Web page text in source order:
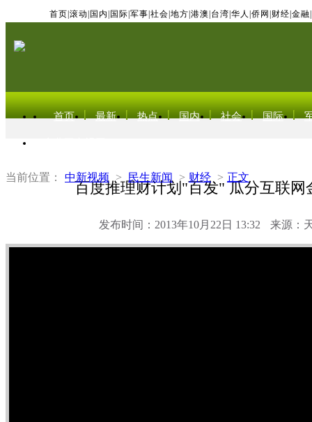
首页 滚动 国内 国际 军事 社会 地方 港澳 台湾 华人 侨网 财经 金融
首页 最新 热点 国内 社会 国际
当前位置： 中新视频 > 民生新闻 > 财经 > 正文
百度推理财计划"百发" 瓜分互联网
发布时间：2013年10月22日 13:32 来源：